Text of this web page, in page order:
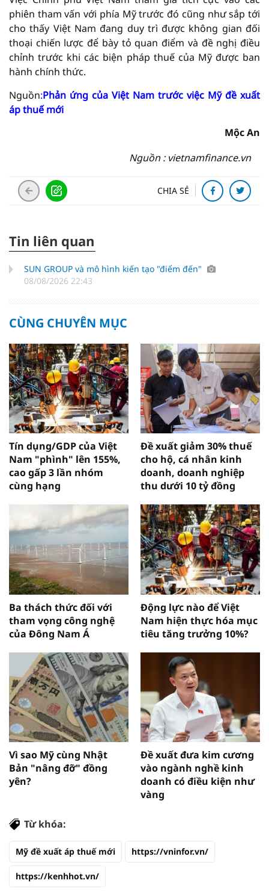
phiên tham vấn với phía Mỹ trước đó cũng như sắp tới
cho thấy Việt Nam đang duy trì được không gian đối
thoại chiến lược để bày tỏ quan điểm và đề nghị điều
chỉnh trước khi các biện pháp thuế của Mỹ được ban
hành chính thức.
Nguồn:Phản ứng của Việt Nam trước việc Mỹ đề xuất
áp thuế mới
Mộc An
Nguồn : vietnamfinance.vn
CHIA SẺ
Tin liên quan
SUN GROUP và mô hình kiến tạo "điểm đến"
08/08/2026 22:43
CÙNG CHUYÊN MỤC
Tín dụng/GDP của Việt
Nam "phình" lên 155%,
cao gấp 3 lần nhóm
cùng hạng
Đề xuất giảm 30% thuế
cho hộ, cá nhân kinh
doanh, doanh nghiệp
thu dưới 10 tỷ đồng
Ba thách thức đối với
tham vọng công nghệ
của Đông Nam Á
Động lực nào để Việt
Nam hiện thực hóa mục
tiêu tăng trưởng 10%?
Vì sao Mỹ cùng Nhật
Bản "nâng đỡ" đồng
yên?
Đề xuất đưa kim cương
vào ngành nghề kinh
doanh có điều kiện như
vàng
Từ khóa:
Mỹ đề xuất áp thuế mới https://vninfor.vn/
https://kenhhot.vn/